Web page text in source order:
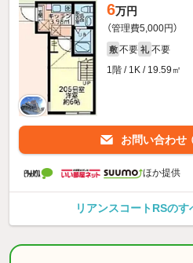
6万円
（管理費5,000円）
敷 不要 礼 不要
1階 / 1K / 19.59㎡
お問い合わせ
ほか提供
リアンスコートRSの